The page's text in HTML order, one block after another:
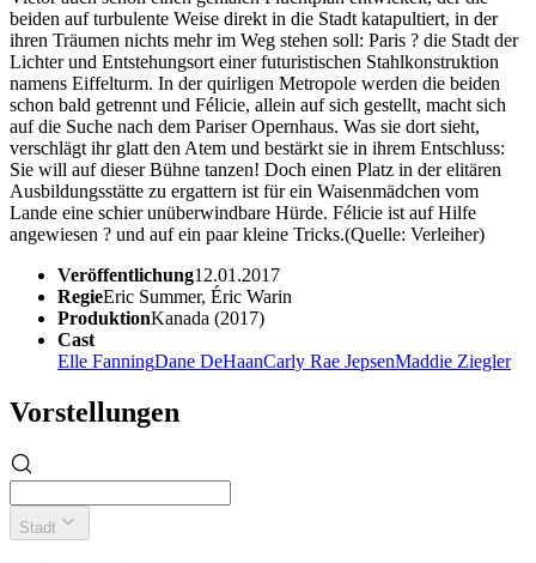
beiden auf turbulente Weise direkt in die Stadt katapultiert, in der
ihren Träumen nichts mehr im Weg stehen soll: Paris ? die Stadt der
Lichter und Entstehungsort einer futuristischen Stahlkonstruktion
namens Eiffelturm. In der quirligen Metropole werden die beiden
schon bald getrennt und Félicie, allein auf sich gestellt, macht sich
auf die Suche nach dem Pariser Opernhaus. Was sie dort sieht,
verschlägt ihr glatt den Atem und bestärkt sie in ihrem Entschluss:
Sie will auf dieser Bühne tanzen! Doch einen Platz in der elitären
Ausbildungsstätte zu ergattern ist für ein Waisenmädchen vom
Lande eine schier unüberwindbare Hürde. Félicie ist auf Hilfe
angewiesen ? und auf ein paar kleine Tricks.(Quelle: Verleiher)
Veröffentlichung12.01.2017
RegieEric Summer, Éric Warin
ProduktionKanada (2017)
Cast
Elle FanningDane DeHaanCarly Rae JepsenMaddie Ziegler
Vorstellungen
Stadt